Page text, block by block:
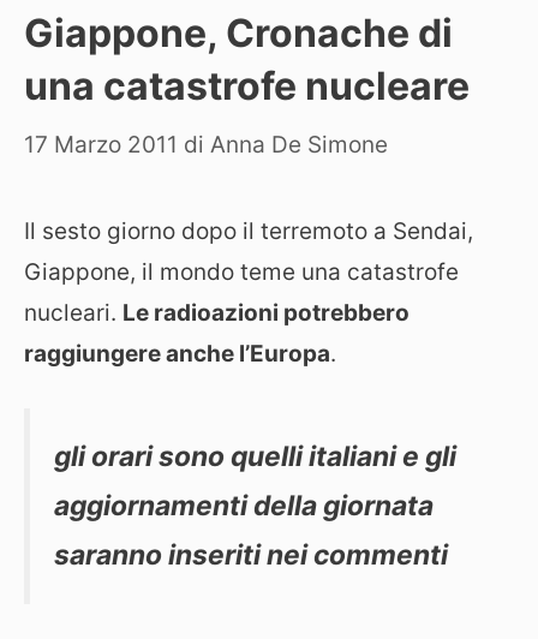
Giappone, Cronache di
una catastrofe nucleare
17 Marzo 2011 di Anna De Simone
Il sesto giorno dopo il terremoto a Sendai,
Giappone, il mondo teme una catastrofe
nucleari. Le radioazioni potrebbero
raggiungere anche l’Europa.
gli orari sono quelli italiani e gli
aggiornamenti della giornata
saranno inseriti nei commenti